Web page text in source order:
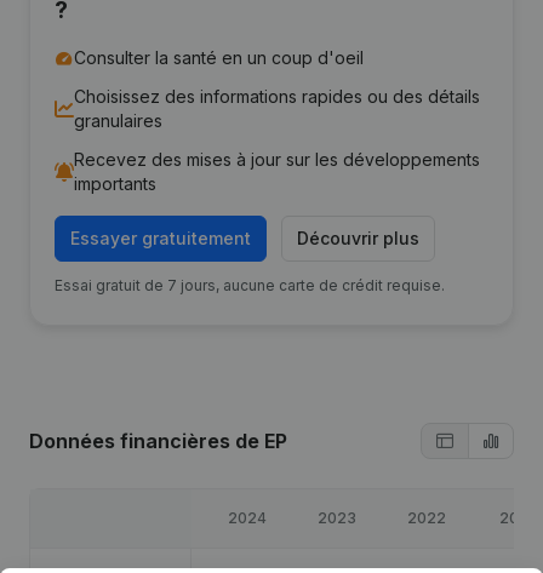
?
Consulter la santé en un coup d'oeil
Choisissez des informations rapides ou des détails
granulaires
Recevez des mises à jour sur les développements
importants
Essayer gratuitement Découvrir plus
Essai gratuit de 7 jours, aucune carte de crédit requise.
Données financières de EP
2024 2023 2022 2021